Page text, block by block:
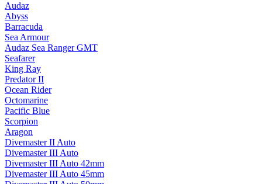
Audaz
Abyss
Barracuda
Sea Armour
Audaz Sea Ranger GMT
Seafarer
King Ray
Predator II
Ocean Rider
Octomarine
Pacific Blue
Scorpion
Aragon
Divemaster II Auto
Divemaster III Auto
Divemaster III Auto 42mm
Divemaster III Auto 45mm